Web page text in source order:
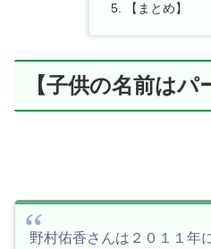
【まとめ】
【子供の名前はパ
野村佑香さんは２０１１年